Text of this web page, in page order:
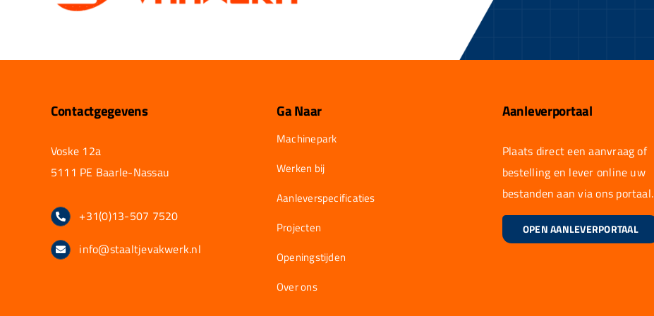
Contactgegevens
Voske 12a
5111 PE Baarle-Nassau
+31(0)13-507 7520
info@staaltjevakwerk.nl
Ga Naar
Machinepark
Werken bij
Aanleverspecificaties
Projecten
Openingstijden
Over ons
Aanleverportaal
Plaats direct een aanvraag of
bestelling en lever online uw
bestanden aan via ons portaal.
OPEN AANLEVERPORTAAL